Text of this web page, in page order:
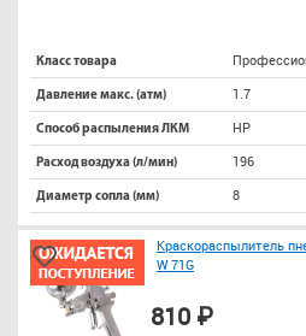
Класс товара
Давление макс. (атм) 1.7
Способ распыления ЛКМ HP
Расход воздуха (л/мин) 196
Диаметр сопла (мм) 8
Краскораспылитель
W 71G
810 ₽